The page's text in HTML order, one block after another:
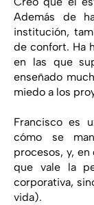
Además de
institución,
de confort. Ha
en las que
enseñado
miedo a los
Francisco es
cómo se
procesos, y,
que vale la
corporativa,
vida).